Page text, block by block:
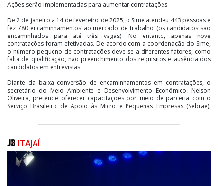
Ações serão implementadas para aumentar contratações
De 2 de janeiro a 14 de fevereiro de 2025, o Sime atendeu 443 pessoas e
fez 780 encaminhamentos ao mercado de trabalho (os candidatos são
encaminhados para até três vagas). No entanto, apenas nove
contratações foram efetivadas. De acordo com a coordenação do Sime,
o número pequeno de contratações deve-se a diferentes fatores, como
falta de qualificação, não preenchimento dos requisitos e ausência dos
candidatos em entrevistas.
Diante da baixa conversão de encaminhamentos em contratações, o
secretário do Meio Ambiente e Desenvolvimento Econômico, Nelson
Oliveira, pretende oferecer capacitações por meio de parceria com o
Serviço Brasileiro de Apoio às Micro e Pequenas Empresas (Sebrae),
encaminhamentos, além de implementar outras ações previstas no
plano dos cem primeiros dias de gestão da secretaria, assumida por ele
no início de janeiro 2025.
Para se candidatar a uma vaga no Sime, é necessário apresentar um
ITAJAÍ